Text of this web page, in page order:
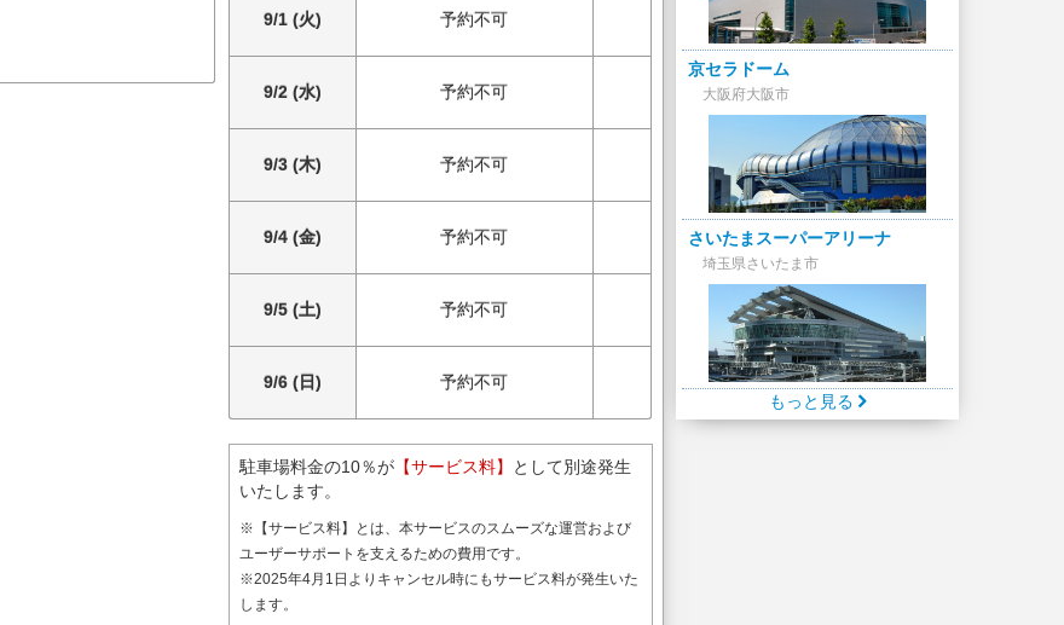
9/1 (火) 予約不可
9/2 (水) 予約不可
9/3 (木) 予約不可
9/4 (金) 予約不可
9/5 (土) 予約不可
9/6 (日) 予約不可
駐車場料金の10％が【サービス料】
として別途発生
いたします。
※【サービス料】とは、本サービスのスムーズな運営および
ユーザーサポートを支えるための費用です。
※2025年4月1日よりキャンセル時にもサービス料が発生いた
します。
京セラドーム
大阪府大阪市
さいたまスーパーアリーナ
埼玉県さいたま市
もっと見る